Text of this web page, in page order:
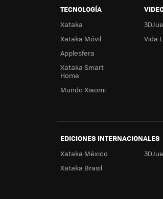
TECNOLOGÍA
Xataka
Xataka Móvil
Applesfera
Xataka Smart
Home
Mundo Xiaomi
Vida
EDICIONES INTERNACIONALES
Xataka México
Xataka Brasil